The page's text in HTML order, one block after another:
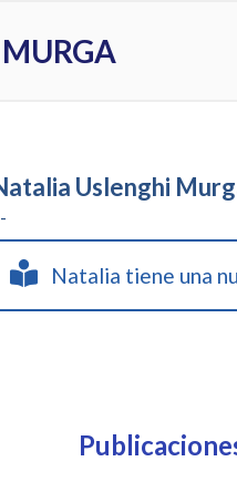
Uslenghi
Natalia tiene una